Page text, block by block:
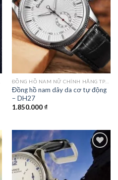
wishlist
Đồng hồ nam dây da cơ tự động
– DH27
1.850.000₫
Add to